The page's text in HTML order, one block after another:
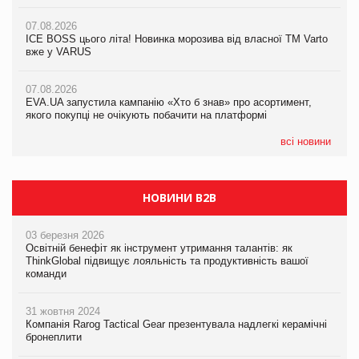
07.08.2026
ICE BOSS цього літа! Новинка морозива від власної ТМ Varto
вже у VARUS
07.08.2026
EVA.UA запустила кампанію «Хто б знав» про асортимент,
якого покупці не очікують побачити на платформі
всі новини
06.08.2026
Смачна новинка для хвостатих: у VARUS з’явилися паучі
05.08.2026
Мережа супермаркетів VARUS купує мережу магазинів
Продажі Hugo Boss впали на 9%
НОВИНИ B2B
03 березня 2026
Освітній бенефіт як інструмент утримання талантів: як
ThinkGlobal підвищує лояльність та продуктивність вашої
команди
31 жовтня 2024
Компанія Rarog Tactical Gear презентувала надлегкі керамічні
бронеплити